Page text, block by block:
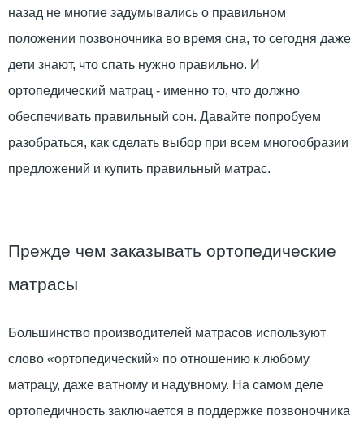
назад не многие задумывались о правильном
положении позвоночника во время сна, то сегодня даже
дети знают, что спать нужно правильно. И
ортопедический матрац - именно то, что должно
обеспечивать правильный сон. Давайте попробуем
разобраться, как сделать выбор при всем многообразии
предложений и купить правильный матрас.
Прежде чем заказывать ортопедические
матрасы
Большинство производителей матрасов используют
слово «ортопедический» по отношению к любому
матрацу, даже ватному и надувному. На самом деле
ортопедичность заключается в поддержке позвоночника